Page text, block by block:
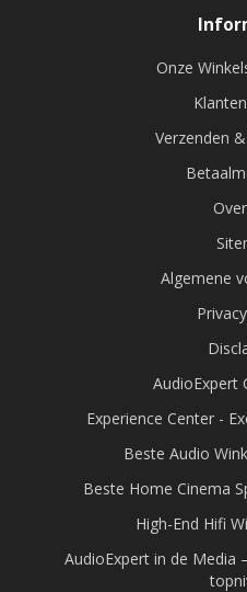
Onze
Verzenden
Algemene
AudioExpert
Experience Center -
Beste Audio
Beste Home Cinema
High-End Hifi
AudioExpert in de Media